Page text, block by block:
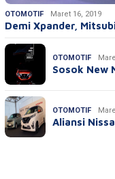
OTOMOTIF Maret 16, 2019
Demi Xpander,
OTOMOTIF
Sosok New
OTOMOTIF
Aliansi